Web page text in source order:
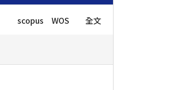
scopus WOS 全文